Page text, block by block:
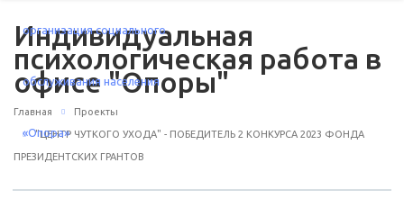
Индивидуальная
психологическая работа в
офисе "Опоры"
Главная Проекты
"ЦЕНТР ЧУТКОГО УХОДА" - ПОБЕДИТЕЛЬ 2 КОНКУРСА 2023 ФОНДА
ПРЕЗИДЕНТСКИХ ГРАНТОВ